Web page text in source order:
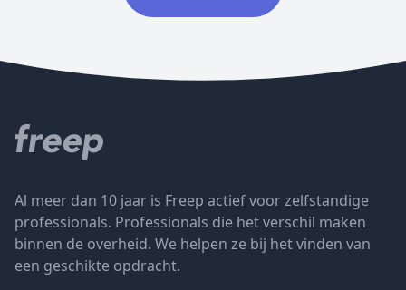
Al meer dan 10 jaar is Freep actief voor zelfstandige
professionals. Professionals die het verschil maken
binnen de overheid. We helpen ze bij het vinden van
een geschikte opdracht.